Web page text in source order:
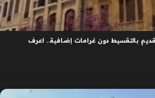
بالتقسيط دون غرامات إضافية.. اعرف